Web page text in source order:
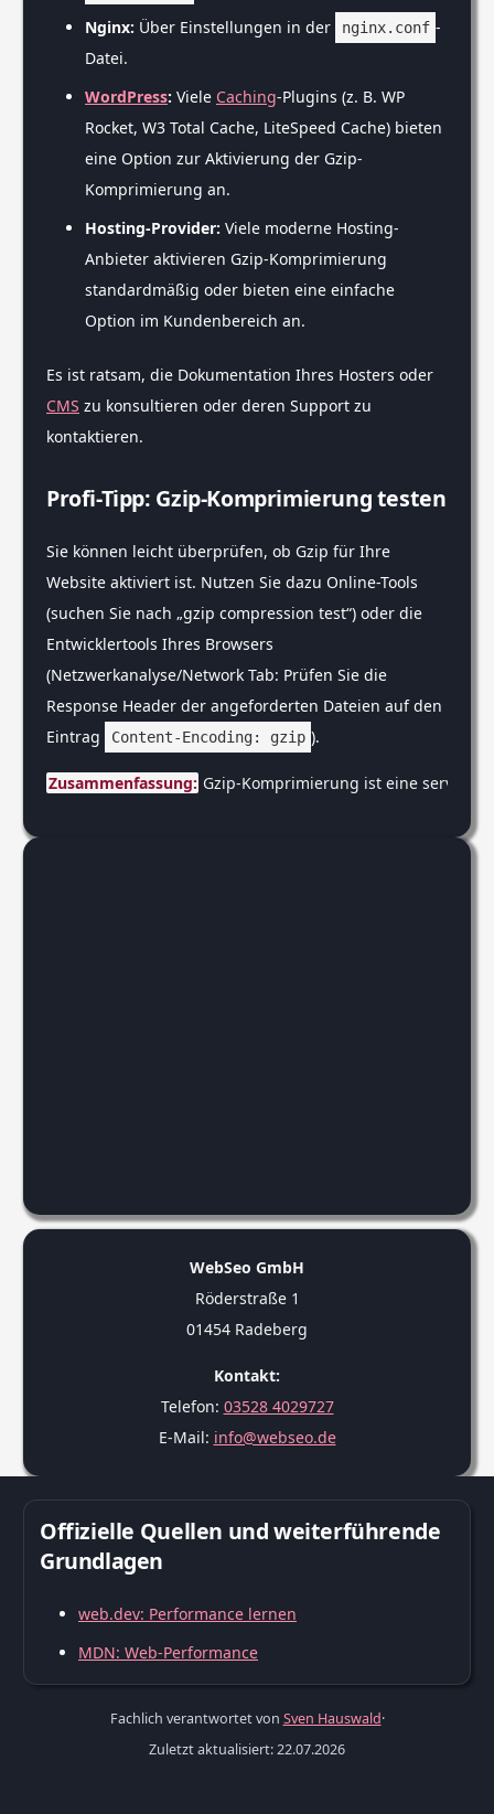
Nginx: Über Einstellungen in der nginx.conf -
Datei.
WordPress: Viele Caching-Plugins (z. B. WP
Rocket, W3 Total Cache, LiteSpeed Cache) bieten
eine Option zur Aktivierung der Gzip-
Komprimierung an.
Hosting-Provider: Viele moderne Hosting-
Anbieter aktivieren Gzip-Komprimierung
standardmäßig oder bieten eine einfache
Option im Kundenbereich an.
Es ist ratsam, die Dokumentation Ihres Hosters oder
CMS zu konsultieren oder deren Support zu
kontaktieren.
Profi-Tipp: Gzip-Komprimierung testen
Sie können leicht überprüfen, ob Gzip für Ihre
Website aktiviert ist. Nutzen Sie dazu Online-Tools
(suchen Sie nach „gzip compression test“) oder die
Entwicklertools Ihres Browsers
(Netzwerkanalyse/Network Tab: Prüfen Sie die
Response Header der angeforderten Dateien auf den
Eintrag
Content-Encoding: gzip ).
Zusammenfassung: Gzip-Komprimierung ist eine
WebSeo GmbH
Röderstraße 1
01454 Radeberg
Kontakt:
Telefon: 03528 4029727
E-Mail: info@webseo.de
Offizielle Quellen und weiterführende
Grundlagen
web.dev: Performance lernen
MDN: Web-Performance
Fachlich verantwortet von Sven Hauswald·
Zuletzt aktualisiert: 22.07.2026